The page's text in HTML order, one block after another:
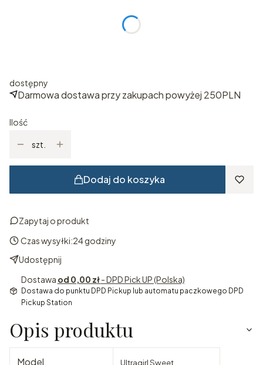
dostępny
Darmowa dostawa przy zakupach powyżej 250PLN
Ilość
szt.
Dodaj do koszyka
Zapytaj o produkt
Czas wysyłki:24 godziny
Udostępnij
Dostawa od 0,00 zł- DPD Pick UP (Polska)
Dostawa do punktu DPD Pickup lub automatu paczkowego DPD
Pickup Station
Opis produktu
Model Ultragirl Sweet